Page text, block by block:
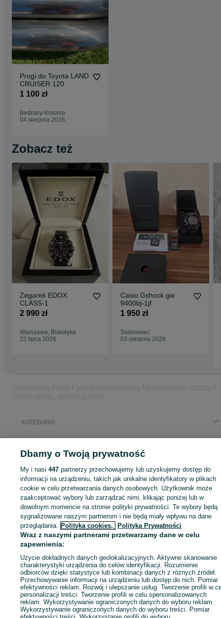
Progi do Toyota LAND
CRUISER 120
1 100 zł
Bednary-Kolonia
04 sierpnia 2026
Zobacz też
Zegarek EDOX
CLASS-1
2 990 zł
Warszawa, Białołęka
22 lipca 2026
Casio Gshock gw
9400bj-1jf
1 950 zł
Sosnowiec
03 sierpnia 2026
KATEGORIA
Zaloguj się lub załóż konto na OLX, aby skontaktować się z
sprzedającym
Zaloguj się / Załóż konto
Zadzwoń / SMS Wyślij wiadomość
Dbamy o Twoją prywatność
My i nasi447 partnerzy przechowujemy lub uzyskujemy dostęp do
informacji na urządzeniu, takich jak unikalne identyfikatory w plikach
cookie w celu przetwarzania danych osobowych. Użytkownik może
zaakceptować wybory lub zarządzać nimi, klikając poniżej lub w
dowolnym momencie na stronie polityki prywatności. Te wybory będą
sygnalizowane naszym partnerom i nie będą miały wpływu na dane
przeglądania. Polityka cookies, Polityka Prywatności
Wraz z naszymi partnerami przetwarzamy dane w celu
zapewnienia:
Użycie dokładnych danych geolokalizacyjnych. Aktywne skanowanie
charakterystyki urządzenia do celów identyfikacji. Rozumienie
odbiorców dzięki statystyce lub kombinacji danych z różnych źródeł.
Przechowywanie informacji na urządzeniu lub dostęp do nich. Pomiar
efektywności reklam. Rozwój i ulepszanie usług. Tworzenie profili w
personalizacji treści. Tworzenie profili w celu spersonalizowanych
reklam. Wykorzystywanie ograniczonych danych do wyboru reklam.
Wykorzystywanie ograniczonych danych do wyboru treści. Pomiar